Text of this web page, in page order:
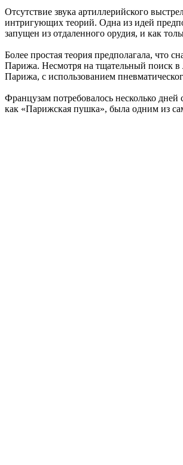
Отсутствие звука артиллерийского
интригующих теорий. Одна из идей
запущен из отдаленного орудия, и как
Более простая теория предполагала, что
Парижа. Несмотря на тщательный поиск в
Парижа, с использованием
Французам потребовалось несколько
как «Парижская пушка», была одним из